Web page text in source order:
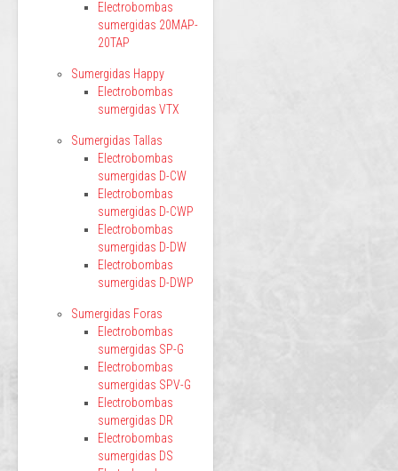
Electrobombas
sumergidas 20MAP-
20TAP
Sumergidas Happy
Electrobombas
sumergidas VTX
Sumergidas Tallas
Electrobombas
sumergidas D-CW
Electrobombas
sumergidas D-CWP
Electrobombas
sumergidas D-DW
Electrobombas
sumergidas D-DWP
Sumergidas Foras
Electrobombas
sumergidas SP-G
Electrobombas
sumergidas SPV-G
Electrobombas
sumergidas DR
Electrobombas
sumergidas DS